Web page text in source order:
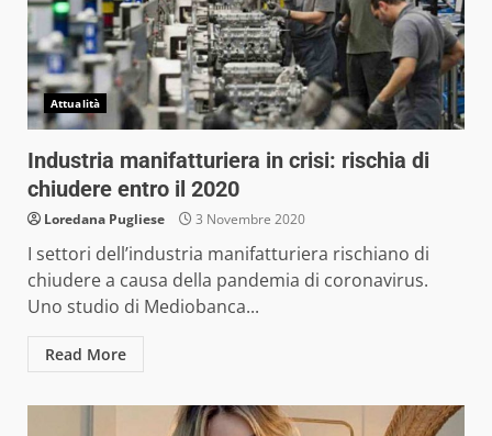
Attualità
Industria manifatturiera in crisi: rischia di
chiudere entro il 2020
Loredana Pugliese 3 Novembre 2020
I settori dell’industria manifatturiera rischiano di
chiudere a causa della pandemia di coronavirus.
Uno studio di Mediobanca...
Read More